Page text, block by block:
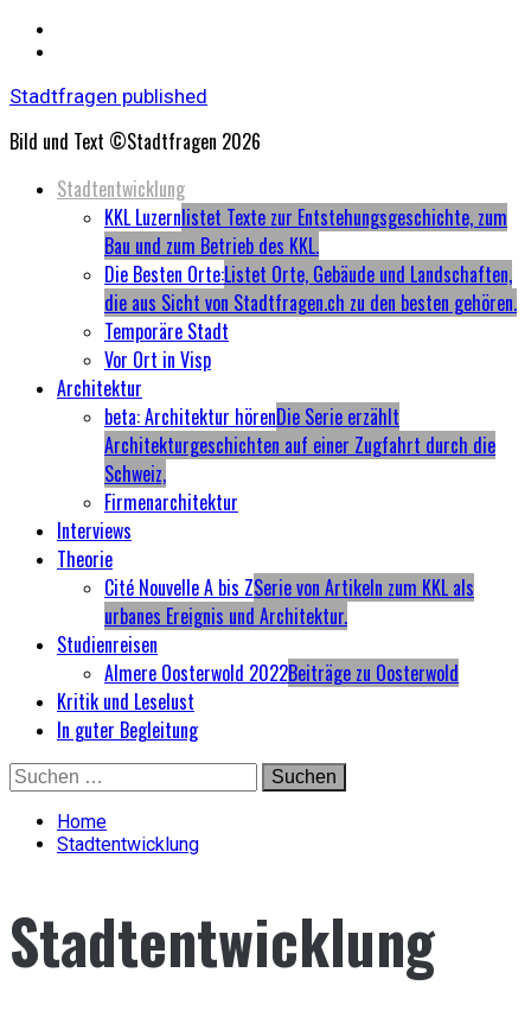
Stadtfragen published
Bild und Text ©Stadtfragen 2026
PrimaryStadtentwicklung
KKL Luzernlistet Texte zur Entstehungsgeschichte, zum
Bau und zum Betrieb des KKL.
Die Besten Orte:Listet Orte, Gebäude und Landschaften,
die aus Sicht von Stadtfragen.ch zu den besten gehören.
Temporäre Stadt
Vor Ort in Visp
Architektur
beta: Architektur hörenDie Serie erzählt
Architekturgeschichten auf einer Zugfahrt durch die
Schweiz,
Firmenarchitektur
Interviews
Theorie
Cité Nouvelle A bis ZSerie von Artikeln zum KKL als
urbanes Ereignis und Architektur.
Studienreisen
Almere Oosterwold 2022Beiträge zu Oosterwold
Kritik und Leselust
In guter Begleitung
Skip
to
content
Suchen
nach:
Home
Stadtentwicklung
Stadtentwicklung